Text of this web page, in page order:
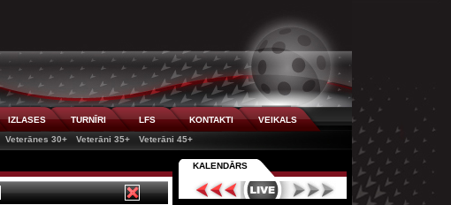
IZLASES TURNĪRI LFS KONTAKTI
VEIKALS
Veterānes 30+ Veterāni 35+ Veterāni 45+
KALENDĀRS